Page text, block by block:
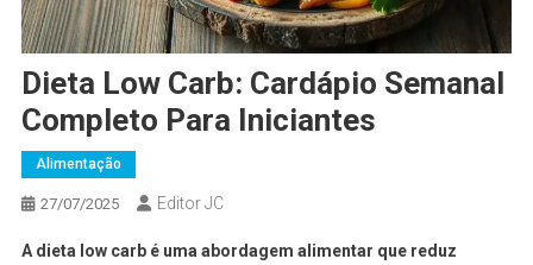
Dieta Low Carb: Cardápio Semanal
Completo Para Iniciantes
Alimentação
27/07/2025 Editor JC
A dieta low carb é uma abordagem alimentar que reduz